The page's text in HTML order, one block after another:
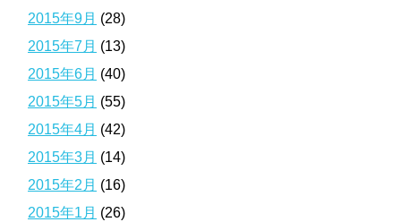
2015年9月 (28)
2015年7月 (13)
2015年6月 (40)
2015年5月 (55)
2015年4月 (42)
2015年3月 (14)
2015年2月 (16)
2015年1月 (26)